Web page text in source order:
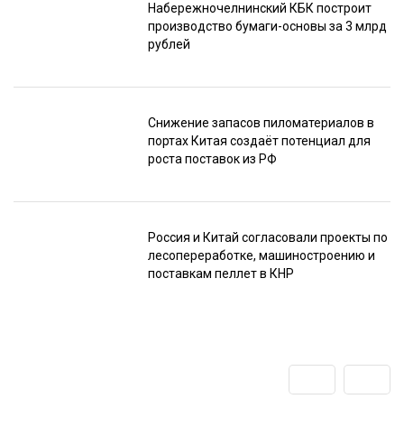
Набережночелнинский КБК построит
производство бумаги-основы за 3 млрд
рублей
Снижение запасов пиломатериалов в
портах Китая создаёт потенциал для
роста поставок из РФ
Россия и Китай согласовали проекты по
лесопереработке, машиностроению и
поставкам пеллет в КНР